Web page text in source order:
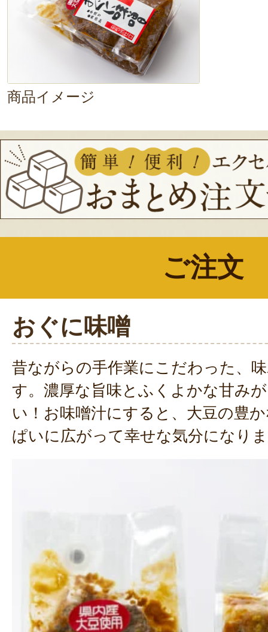
商品イメージ
ご注文
おぐに味噌
昔ながらの手作業にこだわった、
す。濃厚な旨味とふくよかな甘み
い！お味噌汁にすると、大豆の豊
ぱいに広がって幸せな気分になり